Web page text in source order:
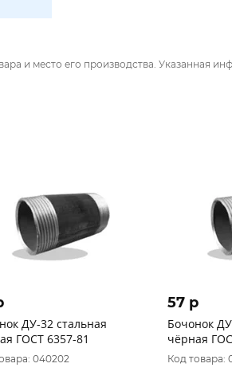
и место его производства. Указанная
ДУ-32 стальная
ГОСТ 6357-81
040202
57 p
Бочонок
чёрная
Код товара: